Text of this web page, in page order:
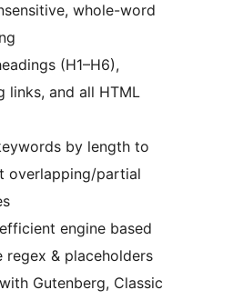
whole-word
(H1–H6),
links, and all HTML
by length to
overlapping/partial
engine based
regex & placeholders
Gutenberg, Classic